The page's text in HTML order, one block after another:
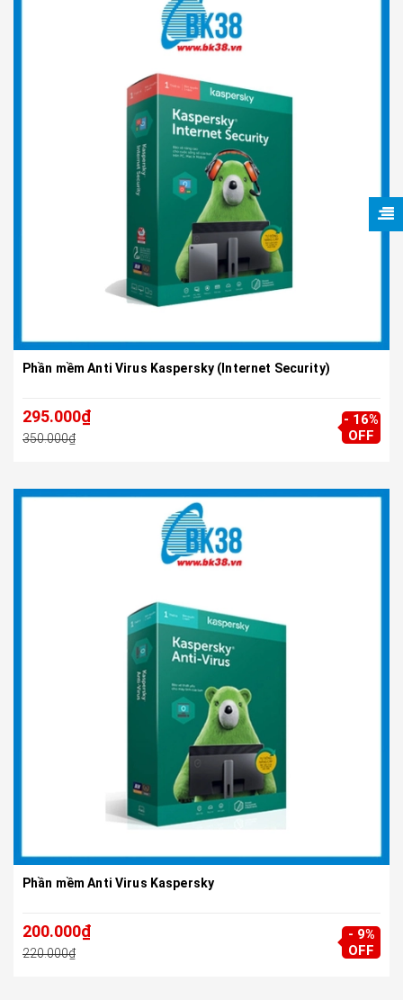
Phần mềm Anti Virus Kaspersky (Internet Security)
295.000₫
350.000₫
- 16%
OFF
Phần mềm Anti Virus Kaspersky
200.000₫
220.000₫
- 9%
OFF